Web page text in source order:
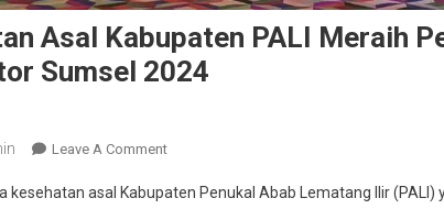
Asal Kabupaten PALI Meraih
Sumsel 2024
Leave A CommentOn
Kesehatan
kesehatan asal Kabupaten Penukal Abab Lematang Ilir (PALI)